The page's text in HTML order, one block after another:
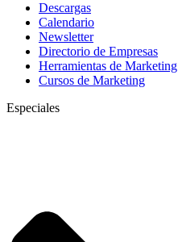
Descargas
Calendario
Newsletter
Directorio de Empresas
Herramientas de Marketing
Cursos de Marketing
Especiales